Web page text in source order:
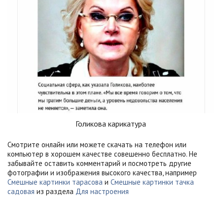
Голикова карикатура
Смотрите онлайн или можете скачать на телефон или
компьютер в хорошем качестве совешенно бесплатно. Не
забывайте оставить комментарий и посмотреть другие
фотографии и изображения высокого качества, например
Смешные картинки тарасова и Смешные картинки тачка
садовая из раздела Для настроения